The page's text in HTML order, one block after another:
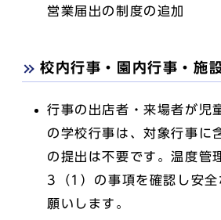
営業届出の制度の追加
校内行事・園内行事・施
行事の出店者・来場者が児
の学校行事は、対象行事に
の提出は不要です。温度管
3（1）の事項を確認し安全
願いします。